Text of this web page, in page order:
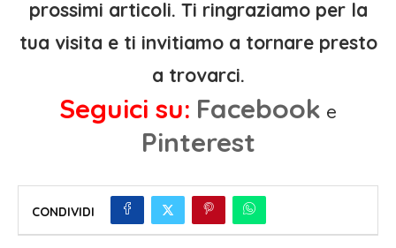
prossimi articoli. Ti ringraziamo per la
tua visita e ti invitiamo a tornare presto
a trovarci.
Seguici su: Facebook e
Pinterest
CONDIVIDI